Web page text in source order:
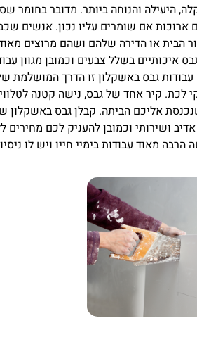
היעילה והנוחה ביותר. מדובר בחומר
ארוכות אם שומרים עליו נכון. אנשים
הבית או הדירה שלהם ושהם מרוצים
איכותיים בשלל צבעים וכמובן מגוון
גבס באשקלון זו הדרך המושלמת
לכת. קיר אחד של גבס, נישה קטנה
אליכם הביתה. קבלן גבס
ושירותי וכמובן להעניק לכם
מאוד עבודות בימיי חייו ויש לו